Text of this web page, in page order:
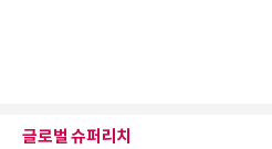
글로벌 슈퍼리치